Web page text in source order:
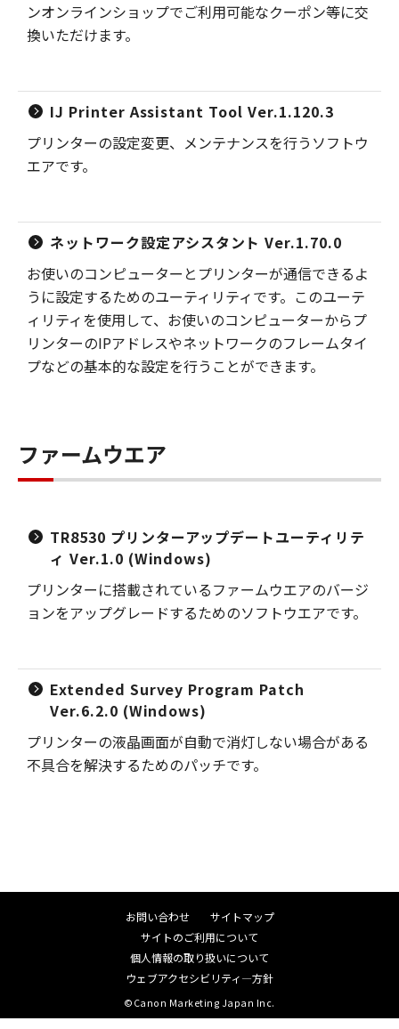
ンオンラインショップでご利用可能なクーポン等に交
換いただけます。
IJ Printer Assistant Tool Ver.1.120.3
プリンターの設定変更、メンテナンスを行うソフトウ
エアです。
ネットワーク設定アシスタント Ver.1.70.0
お使いのコンピューターとプリンターが通信できるよ
うに設定するためのユーティリティです。このユーテ
ィリティを使用して、お使いのコンピューターからプ
リンターのIPアドレスやネットワークのフレームタイ
プなどの基本的な設定を行うことができます。
ファームウエア
TR8530 プリンターアップデートユーティリテ
ィ Ver.1.0 (Windows)
プリンターに搭載されているファームウエアのバージ
ョンをアップグレードするためのソフトウエアです。
Extended Survey Program Patch
Ver.6.2.0 (Windows)
プリンターの液晶画面が自動で消灯しない場合がある
不具合を解決するためのパッチです。
お問い合わせ
サイトマップ
サイトのご利用について
個人情報の取り扱いについて
ウェブアクセシビリティ―方針
©Canon Marketing Japan Inc.